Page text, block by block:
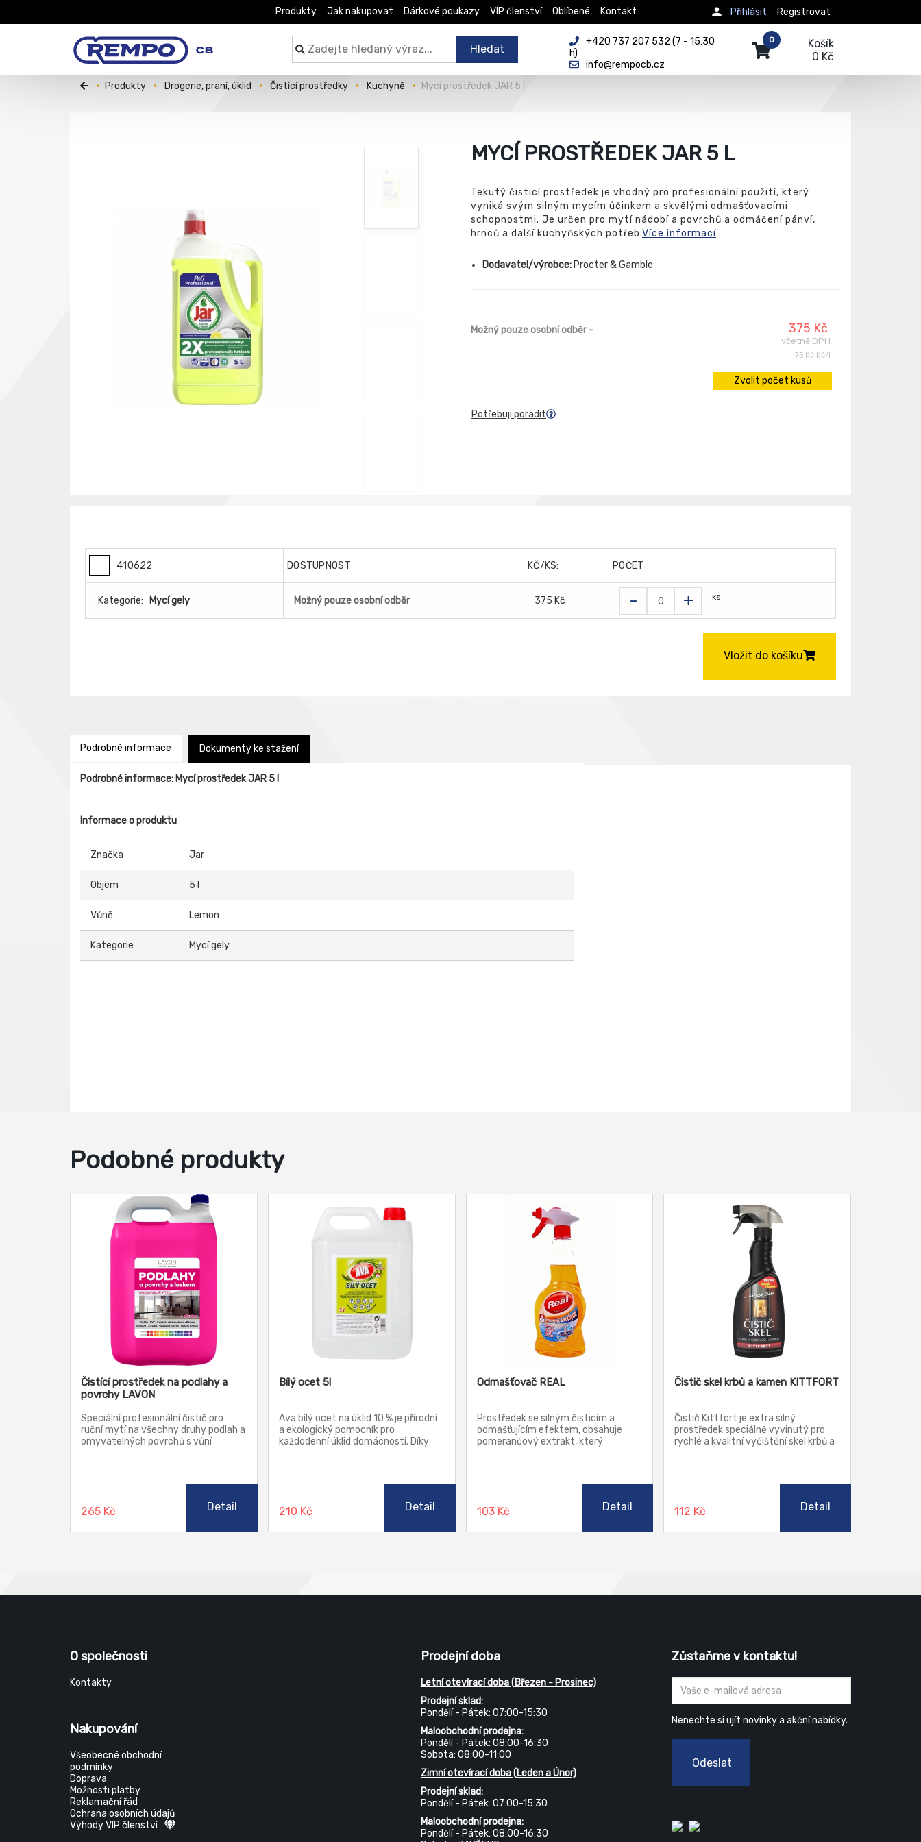
Produkty Jak nakupovat Dárkové poukazy VIP členství Oblíbené Kontakt Registrovat
Přihlásit
Hledat
+420 737 207 532 (7 - 15:30
h)
info@rempocb.cz
Košík
0 Kč
0
Produkty Drogerie, praní, úklid Čistící prostředky Kuchyně Mycí prostředek JAR 5 l
MYCÍ PROSTŘEDEK JAR 5 L
Tekutý čisticí prostředek je vhodný pro profesionální použití, který
vyniká svým silným mycím účinkem a skvělými odmašťovacími
schopnostmi. Je určen pro mytí nádobí a povrchů a odmáčení pánví,
hrnců a další kuchyňských potřeb.Více informací
Dodavatel/výrobce: Procter & Gamble
Možný pouze osobní odběr- 375 Kč
včetně DPH
75 Kč Kč/l
Zvolit počet kusů
Potřebuji poradit
410622 DOSTUPNOST KČ/KS: POČET
Kategorie: Mycí gely Možný pouze osobní odběr 375 Kč - + ks
Vložit do košíku
Podrobné informace Dokumenty ke stažení
Podrobné informace: Mycí prostředek JAR 5 l
Informace o produktu
Značka Jar
Objem 5 l
Vůně Lemon
Kategorie Mycí gely
Podobné produkty
Čistící prostředek na podlahy a
povrchy LAVON
Speciální profesionální čistič pro
ruční mytí na všechny druhy podlah a
omyvatelných povrchů s vůní
265 Kč Detail
Bílý ocet 5l
Ava bílý ocet na úklid 10 % je přírodní
a ekologický pomocník pro
každodenní úklid domácnosti. Díky
koupelny, kuchyně, toalet, ale i k
dezinfekci povrchů a neutralizaci
210 Kč Detail
Odmašťovač REAL
Prostředek se silným čisticím a
odmašťujícím efektem, obsahuje
pomerančový extrakt, který
103 Kč Detail
Čistič skel krbů a kamen KITTFORT
Čistič Kittfort je extra silný
prostředek speciálně vyvinutý pro
rychlé a kvalitní vyčištění skel krbů a
jim lesk a zanechává svěží vůni.
112 Kč Detail
O společnosti
Kontakty
Nakupování
Všeobecné obchodní
podmínky
Doprava
Možnosti platby
Reklamační řád
Ochrana osobních údajů
Výhody VIP členství
Prodejní doba
Letní otevírací doba (Březen - Prosinec)
Prodejní sklad:
Pondělí - Pátek: 07:00-15:30
Maloobchodní prodejna:
Pondělí - Pátek: 08:00-16:30
Sobota: 08:00-11:00
Zimní otevírací doba (Leden a Únor)
Prodejní sklad:
Pondělí - Pátek: 07:00-15:30
Maloobchodní prodejna:
Pondělí - Pátek: 08:00-16:30
Zůstaňme v kontaktu!
Nenechte si ujít novinky a akční nabídky.
Odeslat